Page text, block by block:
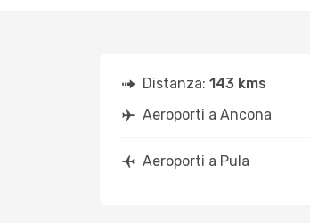
Distanza: 143 kms
Aeroporti a Ancona
Aeroporti a Pula